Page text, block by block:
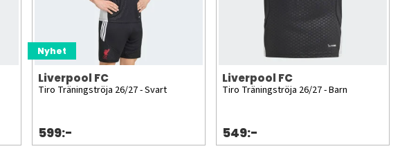
Nyhet
Liverpool FC
Tiro Träningströja 26/27 - Svart
599:-
Liverpool FC
Tiro Träningströja 26/27 - Barn
549:-